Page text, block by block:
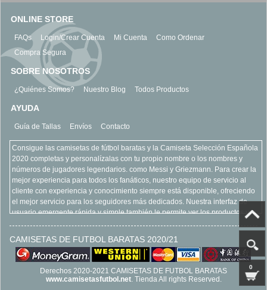
ONLINE STORE
FAQs Login/Crear Cuenta Mi Cuenta
Como Ordenar
Compra Segura
SOBRE NOSOTROS
¿Quiénes Somos? Nuestro Blog Todos Productos
AYUDA
Guía de Tallas Envíos Contacto
Consigue las camisetas de fútbol baratas y la Camiseta Selección Española
2020 completas y personalízalas con tu propio nombre o los nombres y
números de jugadores legendarios. como Messi y Griezmann. Para crear la
mejor experiencia para todos los fanáticos, nuestro equipo de servicio al
cliente con experiencia y conocimiento siempre está disponible, ofreciendo
el mejor servicio para los seguidores más dedicados. Nuestra interfaz de
usuario emergente rápida y simple también le permite ver los productos y
claridad y seguridad, todo como parte de la experiencia en línea camisetas
de futbol baratas. Esperamos su llegada www.camisetasfutbol.net
CAMISETAS DE FUTBOL BARATAS 2020/21
Derechos 2020-2021 CAMISETAS DE FUTBOL BARATAS
www.camisetasfutbol.net. Tienda All rights Reserved.
0